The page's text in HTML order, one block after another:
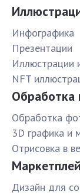
Инфографика
Презентации
Иллюстрации
NFT
Обработка
Обработка
3D графика и
Отрисовка в
Дизайн для